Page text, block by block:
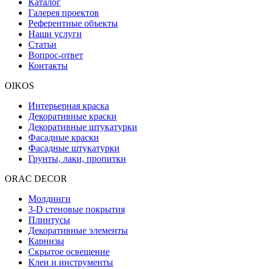
Галерея проектов
Референтные объекты
Наши услуги
Статьи
Вопрос-ответ
Контакты
OIKOS
Интерьерная краска
Декоративные краски
Декоративные штукатурки
Фасадные краски
Фасадные штукатурки
Грунты, лаки, пропитки
ORAC DECOR
Молдинги
3-D стеновые покрытия
Плинтусы
Декоративные элементы
Карнизы
Скрытое освещение
Клеи и инструменты